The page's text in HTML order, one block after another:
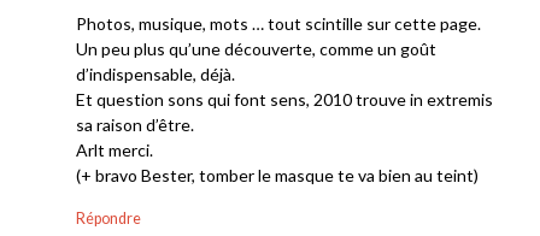
Photos, musique, mots … tout scintille sur cette page.
Un peu plus qu’une découverte, comme un goût
d’indispensable, déjà.
Et question sons qui font sens, 2010 trouve in extremis
sa raison d’être.
Arlt merci.
(+ bravo Bester, tomber le masque te va bien au teint)
Répondre